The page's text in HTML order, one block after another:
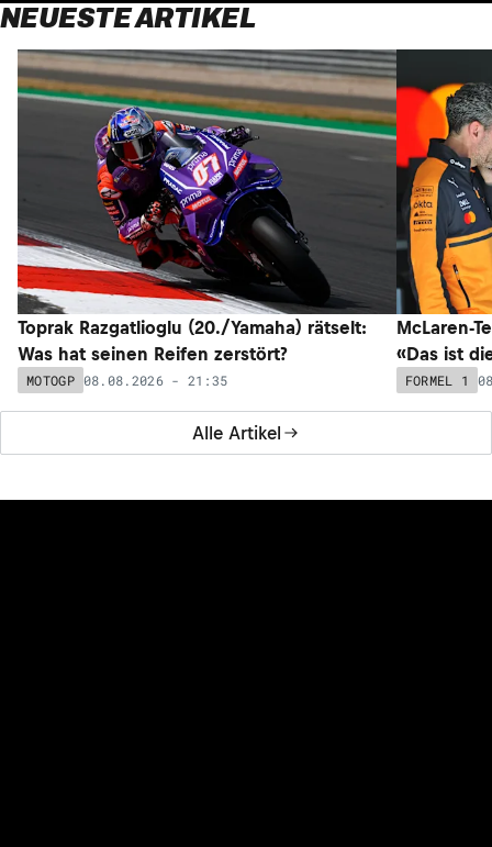
NEUESTE ARTIKEL
Alle Artikel
Toprak Razgatlioglu (20./Yamaha) rätselt:
Was hat seinen Reifen zerstört?
MOTOGP 08.08.2026 - 21:35
McLaren-
«Das ist
FORMEL 1